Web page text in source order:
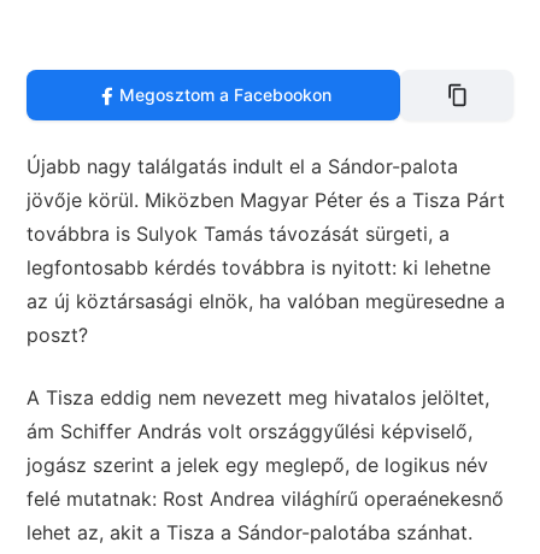
Megosztom a Facebookon
Újabb nagy találgatás indult el a Sándor-palota
jövője körül. Miközben Magyar Péter és a Tisza Párt
továbbra is Sulyok Tamás távozását sürgeti, a
legfontosabb kérdés továbbra is nyitott: ki lehetne
az új köztársasági elnök, ha valóban megüresedne a
poszt?
A Tisza eddig nem nevezett meg hivatalos jelöltet,
ám Schiffer András volt országgyűlési képviselő,
jogász szerint a jelek egy meglepő, de logikus név
felé mutatnak: Rost Andrea világhírű operaénekesnő
lehet az, akit a Tisza a Sándor-palotába szánhat.